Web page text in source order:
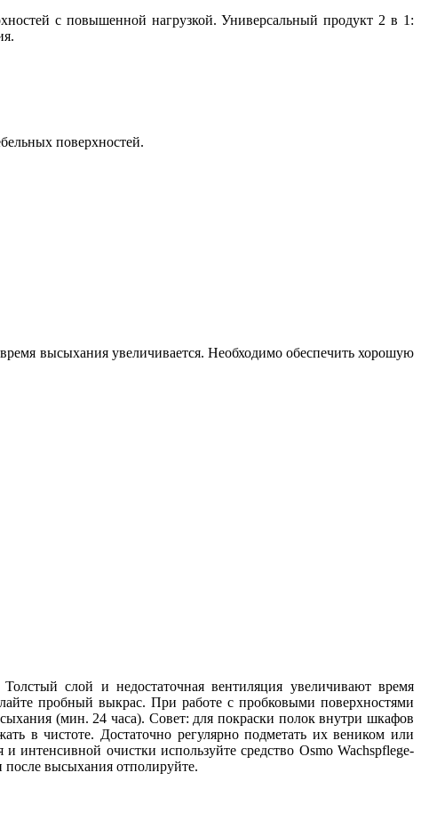
с повышенной нагрузкой. Универсальный продукт 2 в 1:
поверхностей.
высыхания увеличивается. Необходимо обеспечить хорошую
слой и недостаточная вентиляция увеличивают время
пробный выкрас. При работе с пробковыми поверхностями
(мин. 24 часа). Совет: для покраски полок внутри шкафов
в чистоте. Достаточно регулярно подметать их веником или
очистки используйте средство Osmo Wachspflege-
после высыхания отполируйте.